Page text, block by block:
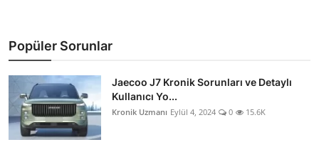
Popüler Sorunlar
Jaecoo J7 Kronik Sorunları ve Detaylı
Kullanıcı Yo...
Kronik Uzmanı Eylül 4, 2024 0 15.6K